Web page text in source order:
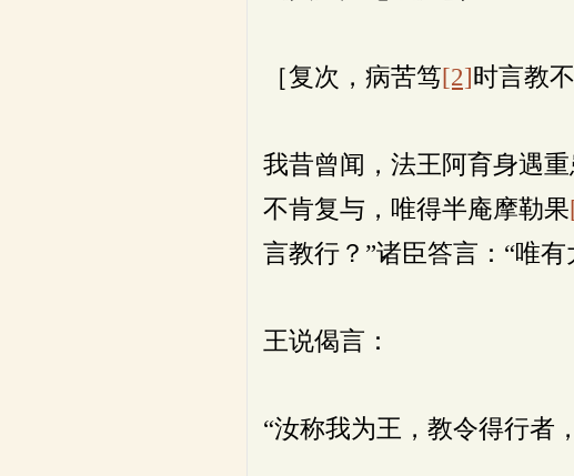
［复次，病苦笃[2]时言教
我昔曾闻，法王阿育身遇
不肯复与，唯得半庵摩勒果
言教行？”诸臣答言：“唯
王说偈言：
“汝称我为王，教令得行者，